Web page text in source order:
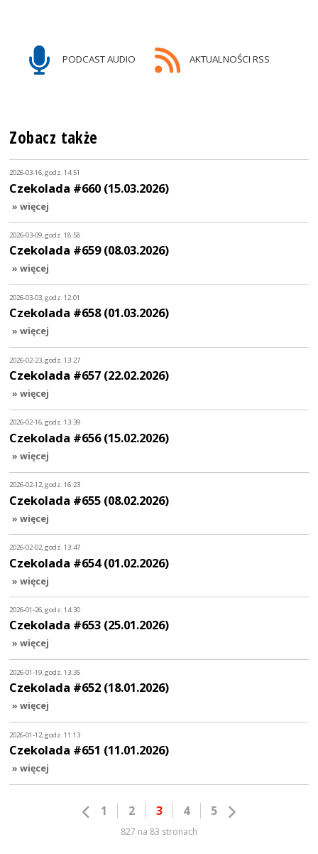
PODCAST AUDIO AKTUALNOŚCI RSS
Zobacz także
2026-03-16, godz. 14:51
Czekolada #660 (15.03.2026)
» więcej
2026-03-09, godz. 18:58
Czekolada #659 (08.03.2026)
» więcej
2026-03-03, godz. 12:01
Czekolada #658 (01.03.2026)
» więcej
2026-02-23, godz. 13:27
Czekolada #657 (22.02.2026)
» więcej
2026-02-16, godz. 13:39
Czekolada #656 (15.02.2026)
» więcej
2026-02-12, godz. 16:23
Czekolada #655 (08.02.2026)
» więcej
2026-02-02, godz. 13:47
Czekolada #654 (01.02.2026)
» więcej
2026-01-26, godz. 14:30
Czekolada #653 (25.01.2026)
» więcej
2026-01-19, godz. 13:35
Czekolada #652 (18.01.2026)
» więcej
2026-01-12, godz. 11:13
Czekolada #651 (11.01.2026)
» więcej
1 2 3 4 5
827 na 83 stronach